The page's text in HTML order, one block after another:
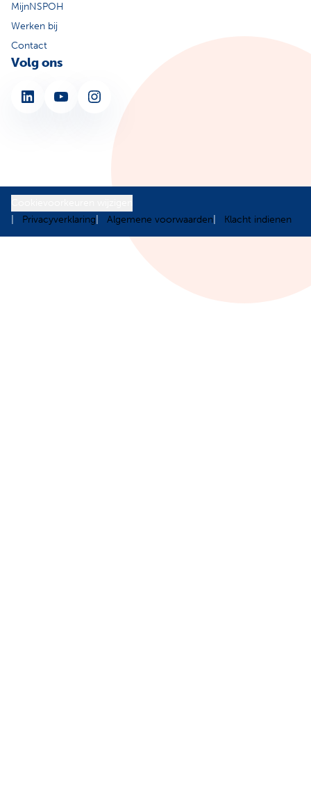
MijnNSPOH
Werken bij
Contact
Volg ons
LinkedIn YouTube Instagram
Privacyverklaring
Algemene voorwaarden Klacht indienen